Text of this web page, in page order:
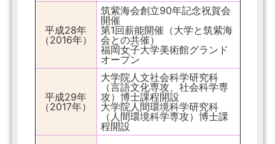
平成28年
（2016年）
筑紫海会創立90年記念祝賀会
開催
第1回薪能開催（大学と筑紫海
会との共催）
福岡女子大学美術館グランド
オープン
平成29年
（2017年）
大学院人文社会科学研究科
（言語文化専攻、社会科学専
攻）博士課程開設
大学院人間環境科学研究科
（人間環境科学専攻）博士課
程開設